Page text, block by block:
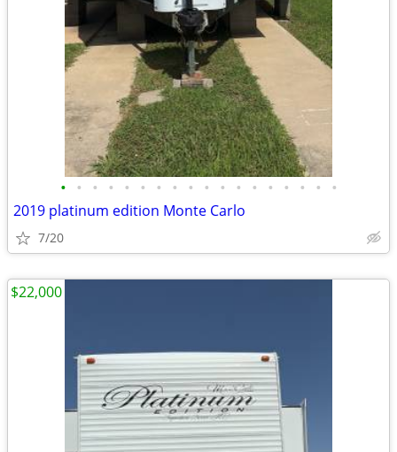
• • • • • • • • • • • • • • • • • •
2019 platinum edition Monte Carlo
7/20
$22,000